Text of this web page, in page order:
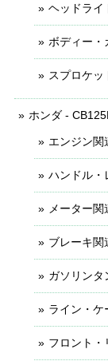
ヘッドライ
ボディー・
スプロケッ
ホンダ -
エンジン関
ハンドル・
メーター関
ブレーキ関
ガソリンタ
ライン・ケ
フロント